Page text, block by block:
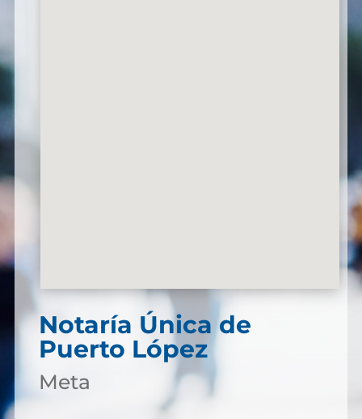
Notaría Única de
Puerto López
Meta